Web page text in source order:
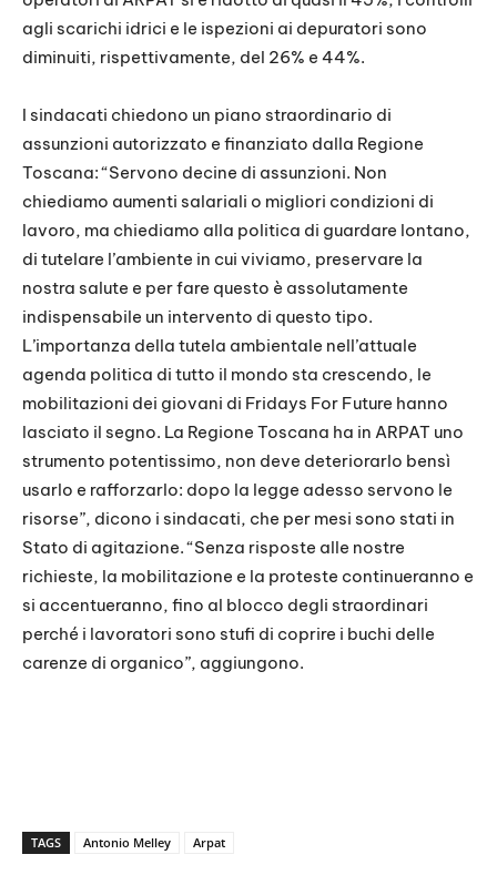
agli scarichi idrici e le ispezioni ai depuratori sono
diminuiti, rispettivamente, del 26% e 44%.
I sindacati chiedono un piano straordinario di
assunzioni autorizzato e finanziato dalla Regione
Toscana: “Servono decine di assunzioni. Non
chiediamo aumenti salariali o migliori condizioni di
lavoro, ma chiediamo alla politica di guardare lontano,
di tutelare l’ambiente in cui viviamo, preservare la
nostra salute e per fare questo è assolutamente
indispensabile un intervento di questo tipo.
L’importanza della tutela ambientale nell’attuale
agenda politica di tutto il mondo sta crescendo, le
mobilitazioni dei giovani di Fridays For Future hanno
lasciato il segno. La Regione Toscana ha in ARPAT uno
strumento potentissimo, non deve deteriorarlo bensì
usarlo e rafforzarlo: dopo la legge adesso servono le
risorse”, dicono i sindacati, che per mesi sono stati in
Stato di agitazione. “Senza risposte alle nostre
richieste, la mobilitazione e la proteste continueranno e
si accentueranno, fino al blocco degli straordinari
perché i lavoratori sono stufi di coprire i buchi delle
carenze di organico”, aggiungono.
TAGS Antonio Melley Arpat